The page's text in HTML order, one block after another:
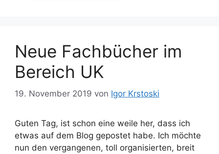
Neue Fachbücher im
Bereich UK
19. November 2019 von Igor Krstoski
Guten Tag, ist schon eine weile her, dass ich
etwas auf dem Blog gepostet habe. Ich möchte
nun den vergangenen, toll organisierten, breit